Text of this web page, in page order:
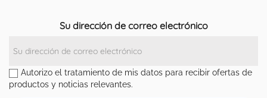
Su dirección de correo electrónico
Autorizo el tratamiento de mis datos para recibir ofertas de
productos y noticias relevantes.